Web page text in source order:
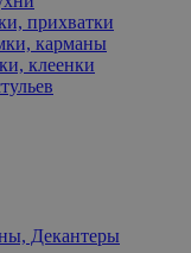
прихватки
карманы
клеенки
Декантеры